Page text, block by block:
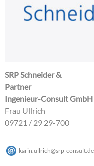
SRP Schneider &
Partner
Ingenieur-Consult GmbH
Frau Ullrich
09721 / 29 29-700
karin.ullrich@srp-consult.de